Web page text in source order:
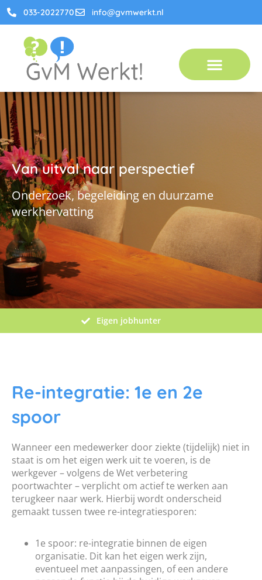
033-2022770 info@gvmwerkt.nl
Van uitval naar perspectief
Onderzoek, begeleiding en duurzame
werkhervatting
Eigen jobhunter
Re-integratie: 1e en 2e
spoor
Wanneer een medewerker door ziekte (tijdelijk) niet in
staat is om het eigen werk uit te voeren, is de
werkgever – volgens de Wet verbetering
poortwachter – verplicht om actief te werken aan
terugkeer naar werk. Hierbij wordt onderscheid
gemaakt tussen twee re-integratiesporen:
1e spoor: re-integratie binnen de eigen
organisatie. Dit kan het eigen werk zijn,
eventueel met aanpassingen, of een andere